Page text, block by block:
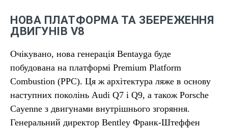
НОВА ПЛАТФОРМА ТА ЗБЕРЕЖЕННЯ
ДВИГУНІВ V8
Очікувано, нова генерація Bentayga буде
побудована на платформі Premium Platform
Combustion (PPC). Ця ж архітектура ляже в основу
наступних поколінь Audi Q7 і Q9, а також Porsche
Cayenne з двигунами внутрішнього згоряння.
Генеральний директор Bentley Франк-Штеффен